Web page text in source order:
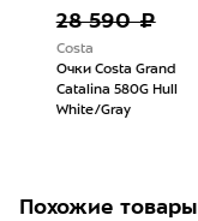
28 590 ₽
Costa
Очки Costa Grand
Catalina 580G Hull
White/Gray
Похожие товары